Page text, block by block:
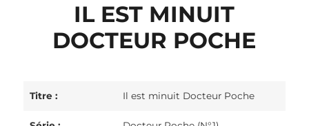
IL EST MINUIT
DOCTEUR POCHE
Titre : Il est minuit Docteur Poche